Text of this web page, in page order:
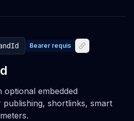
Bearer requis
embedded
shortlinks, smart